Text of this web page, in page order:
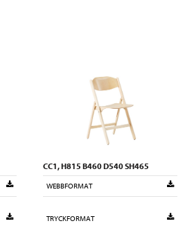
CC1, H815 B460 D540 SH465
WEBBFORMAT
TRYCKFORMAT